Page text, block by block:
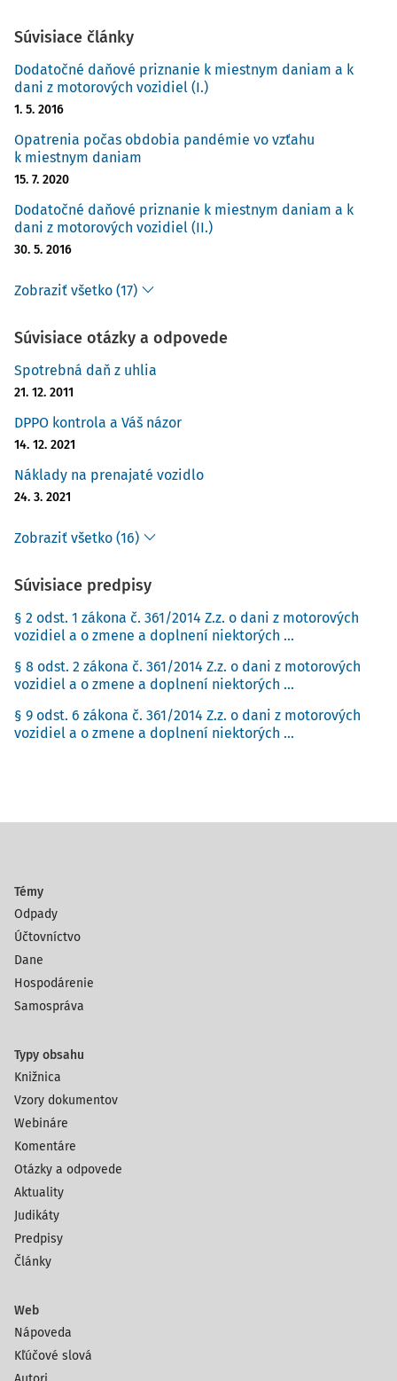
Súvisiace články
Dodatočné daňové priznanie k miestnym daniam a k
dani z motorových vozidiel (I.)
1. 5. 2016
Opatrenia počas obdobia pandémie vo vzťahu
k miestnym daniam
15. 7. 2020
Dodatočné daňové priznanie k miestnym daniam a k
dani z motorových vozidiel (II.)
30. 5. 2016
Zobraziť všetko (17)
Súvisiace otázky a odpovede
Spotrebná daň z uhlia
21. 12. 2011
DPPO kontrola a Váš názor
14. 12. 2021
Náklady na prenajaté vozidlo
24. 3. 2021
Zobraziť všetko (16)
Súvisiace predpisy
§ 2 odst. 1 zákona č. 361/2014 Z.z. o dani z motorových
vozidiel a o zmene a doplnení niektorých ...
§ 8 odst. 2 zákona č. 361/2014 Z.z. o dani z motorových
vozidiel a o zmene a doplnení niektorých ...
§ 9 odst. 6 zákona č. 361/2014 Z.z. o dani z motorových
vozidiel a o zmene a doplnení niektorých ...
Témy
Odpady
Účtovníctvo
Dane
Hospodárenie
Samospráva
Typy obsahu
Knižnica
Vzory dokumentov
Webináre
Komentáre
Otázky a odpovede
Aktuality
Judikáty
Predpisy
Články
Web
Nápoveda
Kľúčové slová